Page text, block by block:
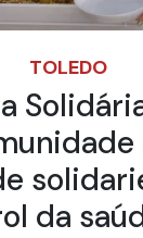
TOLEDO
da